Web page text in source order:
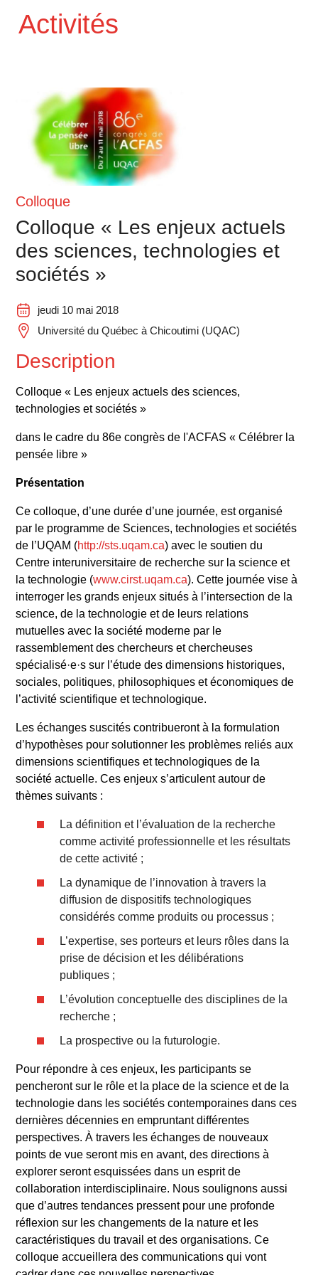
Activités
Colloque
Colloque « Les enjeux actuels
des sciences, technologies et
sociétés »
jeudi 10 mai 2018
Université du Québec à Chicoutimi (UQAC)
Description
Colloque « Les enjeux actuels des sciences,
technologies et sociétés »
dans le cadre du 86e congrès de l'ACFAS « Célébrer la
pensée libre »
Présentation
Ce colloque, d’une durée d’une journée, est organisé
par le programme de Sciences, technologies et sociétés
de l’UQAM (http://sts.uqam.ca) avec le soutien du
Centre interuniversitaire de recherche sur la science et
la technologie (www.cirst.uqam.ca). Cette journée vise à
interroger les grands enjeux situés à l’intersection de la
science, de la technologie et de leurs relations
mutuelles avec la société moderne par le
rassemblement des chercheurs et chercheuses
spécialisé·e·s sur l’étude des dimensions historiques,
sociales, politiques, philosophiques et économiques de
l’activité scientifique et technologique.
Les échanges suscités contribueront à la formulation
d’hypothèses pour solutionner les problèmes reliés aux
dimensions scientifiques et technologiques de la
société actuelle. Ces enjeux s’articulent autour de
thèmes suivants :
La définition et l’évaluation de la recherche
comme activité professionnelle et les résultats
de cette activité ;
La dynamique de l’innovation à travers la
diffusion de dispositifs technologiques
considérés comme produits ou processus ;
L’expertise, ses porteurs et leurs rôles dans la
prise de décision et les délibérations
publiques ;
L’évolution conceptuelle des disciplines de la
recherche ;
La prospective ou la futurologie.
Pour répondre à ces enjeux, les participants se
pencheront sur le rôle et la place de la science et de la
technologie dans les sociétés contemporaines dans ces
dernières décennies en empruntant différentes
perspectives. À travers les échanges de nouveaux
points de vue seront mis en avant, des directions à
explorer seront esquissées dans un esprit de
collaboration interdisciplinaire. Nous soulignons aussi
que d’autres tendances pressent pour une profonde
réflexion sur les changements de la nature et les
caractéristiques du travail et des organisations. Ce
colloque accueillera des communications qui vont